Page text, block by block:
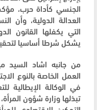
الجنسي كأداة حرب،
العدالة الدولية، وأن
التي يكفلها القانون
يشكل شرطا أساسيا
من جانبه اشاد السيد
تبذلها وزارة شؤون